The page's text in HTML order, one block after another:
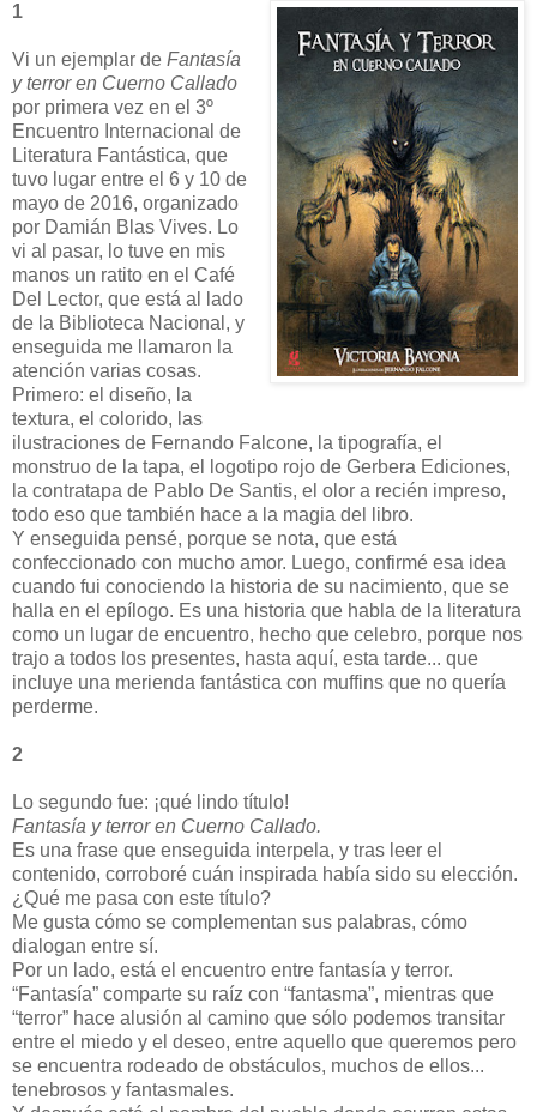
1
Vi un ejemplar de Fantasía
y terror en Cuerno Callado
por primera vez en el 3º
Encuentro Internacional de
Literatura Fantástica, que
tuvo lugar entre el 6 y 10 de
mayo de 2016, organizado
por Damián Blas Vives. Lo
vi al pasar, lo tuve en mis
manos un ratito en el Café
Del Lector, que está al lado
de la Biblioteca Nacional, y
enseguida me llamaron la
atención varias cosas.
Primero: el diseño, la
textura, el colorido, las
ilustraciones de Fernando Falcone, la tipografía, el
monstruo de la tapa, el logotipo rojo de Gerbera Ediciones,
la contratapa de Pablo De Santis, el olor a recién impreso,
todo eso que también hace a la magia del libro.
Y enseguida pensé, porque se nota, que está
confeccionado con mucho amor. Luego, confirmé esa idea
cuando fui conociendo la historia de su nacimiento, que se
halla en el epílogo. Es una historia que habla de la literatura
como un lugar de encuentro, hecho que celebro, porque nos
trajo a todos los presentes, hasta aquí, esta tarde... que
incluye una merienda fantástica con muffins que no quería
perderme.
2
Lo segundo fue: ¡qué lindo título!
Fantasía y terror en Cuerno Callado.
Es una frase que enseguida interpela, y tras leer el
contenido, corroboré cuán inspirada había sido su elección.
¿Qué me pasa con este título?
Me gusta cómo se complementan sus palabras, cómo
dialogan entre sí.
Por un lado, está el encuentro entre fantasía y terror.
“Fantasía” comparte su raíz con “fantasma”, mientras que
“terror” hace alusión al camino que sólo podemos transitar
entre el miedo y el deseo, entre aquello que queremos pero
se encuentra rodeado de obstáculos, muchos de ellos...
tenebrosos y fantasmales.